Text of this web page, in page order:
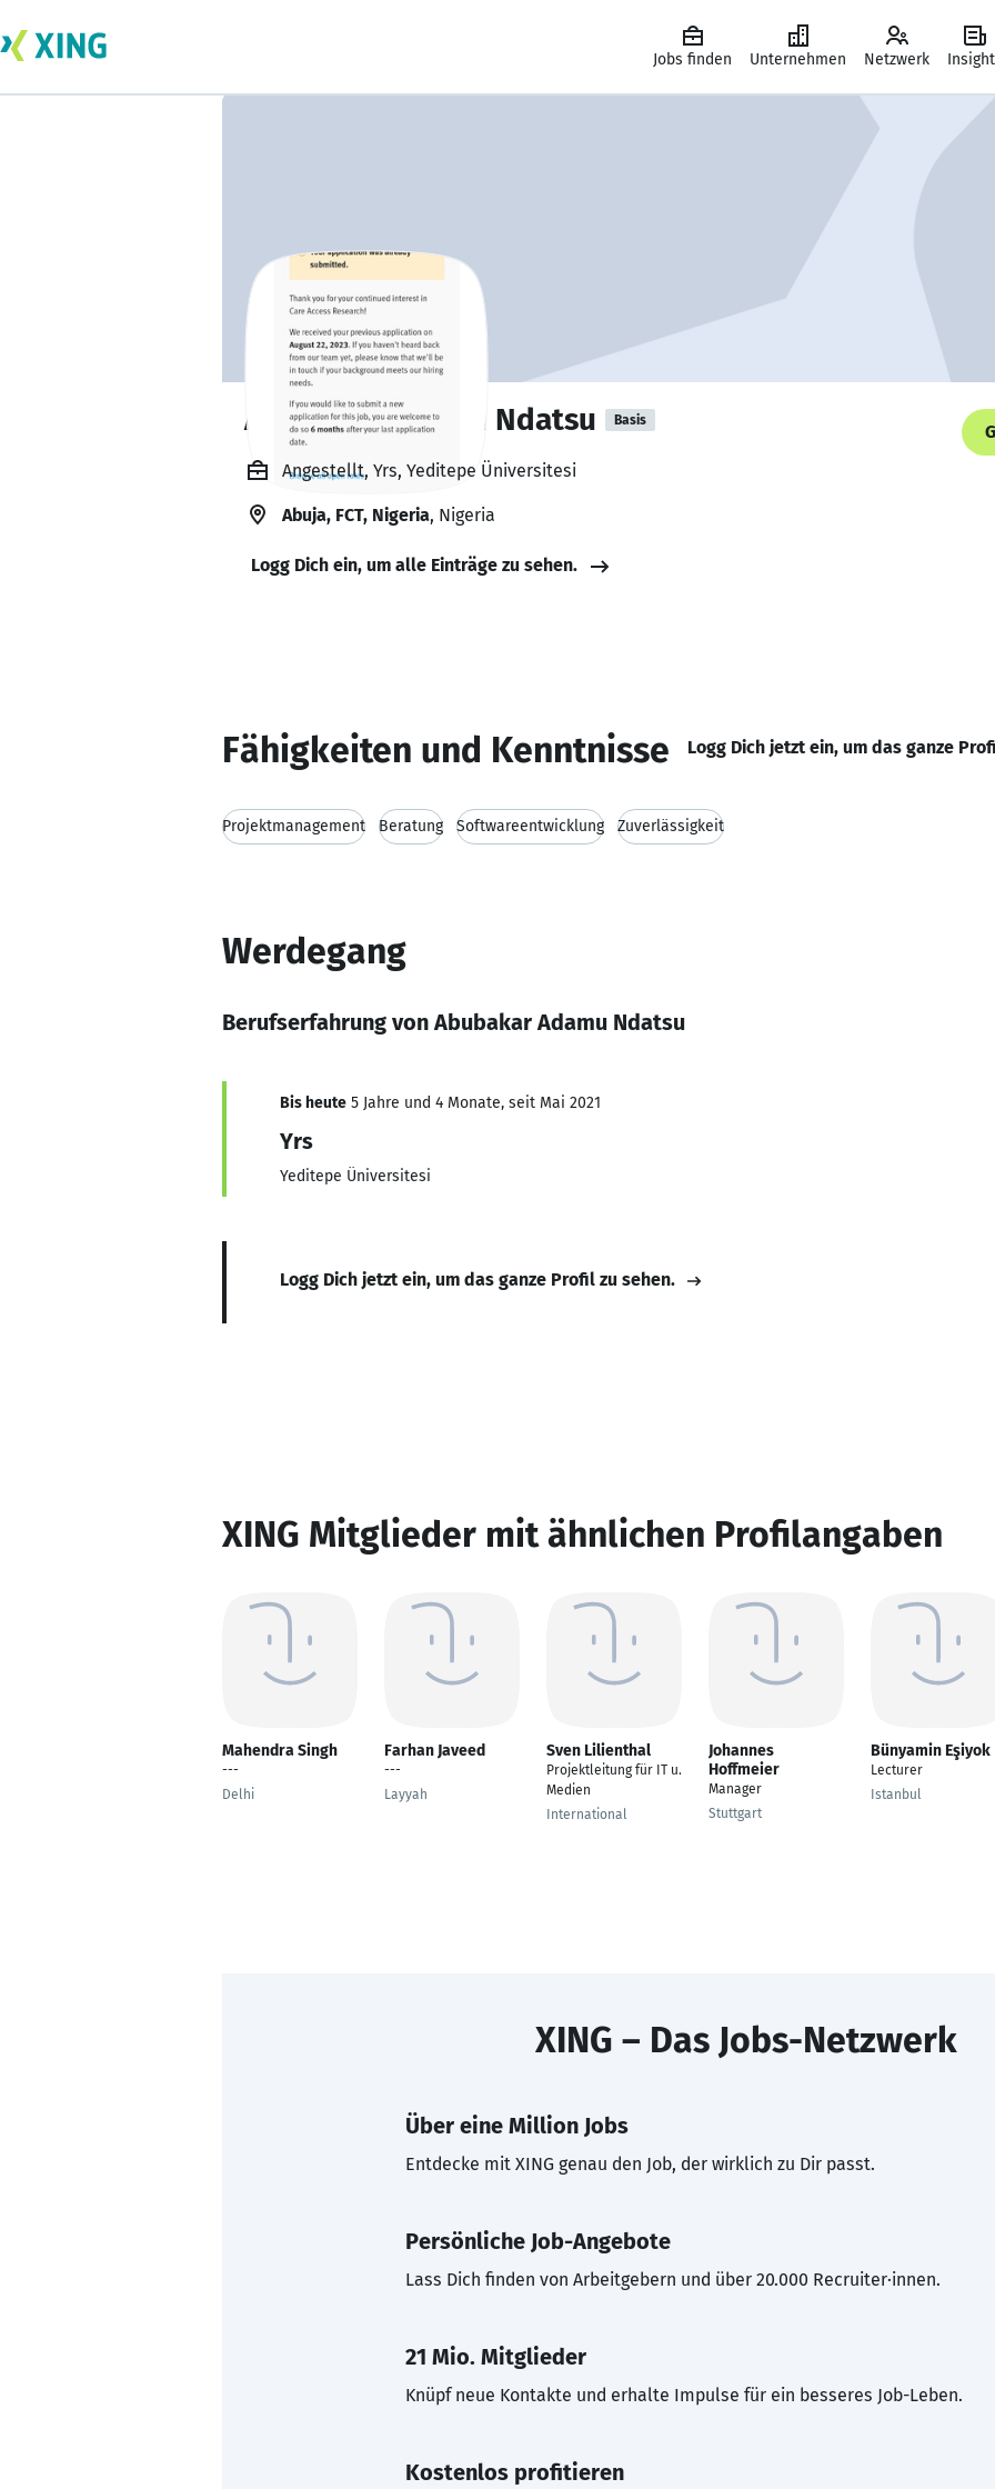
Jobs finden Unternehmen Netzwerk
Abubakar Adamu Ndatsu Basis
Angestellt, Yrs, Yeditepe Üniversitesi
Abuja, FCT, Nigeria, Nigeria
Logg Dich ein, um alle Einträge zu sehen.
Fähigkeiten und Kenntnisse Logg Dich jetzt ein, um das ganze
Projektmanagement Beratung Softwareentwicklung Zuverlässigkeit
Werdegang
Berufserfahrung von Abubakar Adamu Ndatsu
Bis heute 5 Jahre und 4 Monate, seit Mai 2021
Yrs
Yeditepe Üniversitesi
Logg Dich jetzt ein, um das ganze Profil zu sehen.
XING Mitglieder mit ähnlichen Profilangaben
Mahendra Singh
---
Delhi
Farhan Javeed
---
Layyah
Sven Lilienthal
Projektleitung für IT u.
Medien
International
Johannes
Hoffmeier
Manager
Stuttgart
Bünyamin Eşiyok
Lecturer
Istanbul
XING – Das Jobs-Netzwerk
Über eine Million Jobs
Entdecke mit XING genau den Job, der wirklich zu Dir passt.
Persönliche Job-Angebote
Lass Dich finden von Arbeitgebern und über 20.000 Recruiter·innen.
21 Mio. Mitglieder
Knüpf neue Kontakte und erhalte Impulse für ein besseres Job-Leben.
Kostenlos profitieren